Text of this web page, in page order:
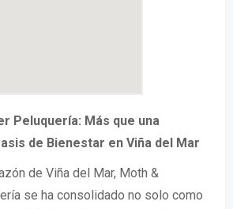
Peluquería: Más que una
de Bienestar en Viña del Mar
de Viña del Mar, Moth &
se ha consolidado no solo como